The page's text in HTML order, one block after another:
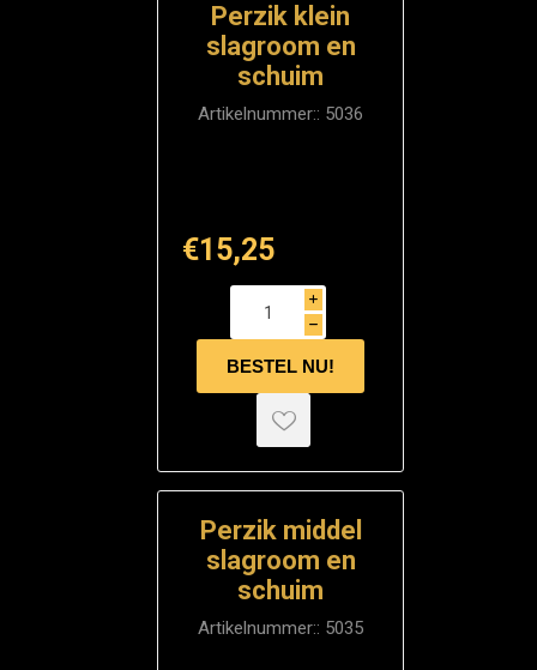
Perzik klein
slagroom en
schuim
Artikelnummer:: 5036
€15,25
i
h
Perzik middel
slagroom en
schuim
Artikelnummer:: 5035